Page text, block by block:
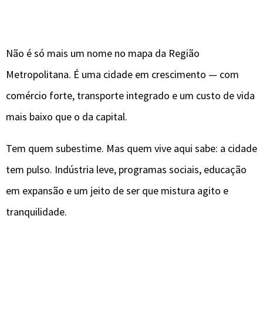
Não é só mais um nome no mapa da Região
Metropolitana. É uma cidade em crescimento — com
comércio forte, transporte integrado e um custo de vida
mais baixo que o da capital.
Tem quem subestime. Mas quem vive aqui sabe: a cidade
tem pulso. Indústria leve, programas sociais, educação
em expansão e um jeito de ser que mistura agito e
tranquilidade.